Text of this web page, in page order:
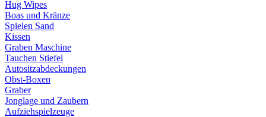
Hug Wipes
Boas und Kränze
Spielen Sand
Kissen
Graben Maschine
Tauchen Stiefel
Autositzabdeckungen
Obst-Boxen
Graber
Jonglage und Zaubern
Aufziehspielzeuge